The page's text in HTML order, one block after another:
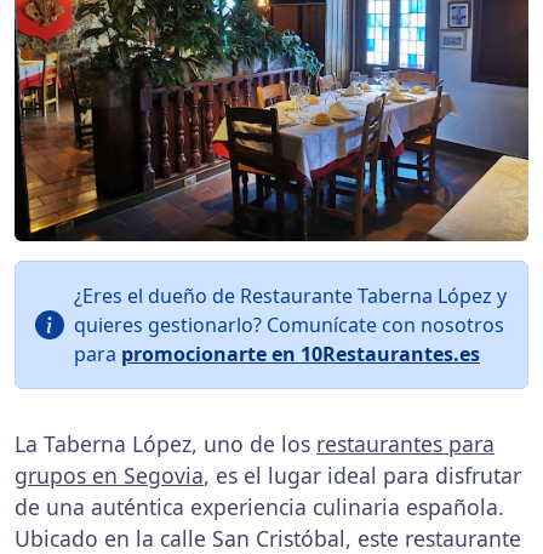
¿Eres el dueño de Restaurante Taberna López y
quieres gestionarlo? Comunícate con nosotros
para promocionarte en 10Restaurantes.es
La Taberna López, uno de los restaurantes para
grupos en Segovia, es el lugar ideal para disfrutar
de una auténtica experiencia culinaria española.
Ubicado en la calle San Cristóbal, este restaurante